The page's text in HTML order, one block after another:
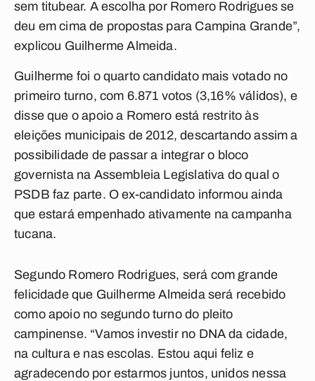
sem titubear. A escolha por Romero Rodrigues se
deu em cima de propostas para Campina Grande”,
explicou Guilherme Almeida.
Guilherme foi o quarto candidato mais votado no
primeiro turno, com 6.871 votos (3,16% válidos), e
disse que o apoio a Romero está restrito às
eleições municipais de 2012, descartando assim a
possibilidade de passar a integrar o bloco
governista na Assembleia Legislativa do qual o
PSDB faz parte. O ex-candidato informou ainda
que estará empenhado ativamente na campanha
tucana.
Segundo Romero Rodrigues, será com grande
felicidade que Guilherme Almeida será recebido
como apoio no segundo turno do pleito
campinense. “Vamos investir no DNA da cidade,
na cultura e nas escolas. Estou aqui feliz e
agradecendo por estarmos juntos, unidos nessa